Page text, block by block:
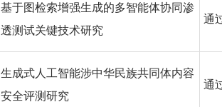
基于图检索增强生成的多智能体协同渗
透测试关键技术研究
通
生成式人工智能涉中华民族共同体内容
安全评测研究
通